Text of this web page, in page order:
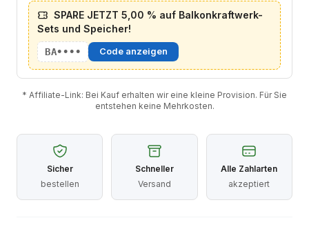
SPARE JETZT 5,00 % auf Balkonkraftwerk-
Sets und Speicher!
BA•••• Code anzeigen
* Affiliate-Link: Bei Kauf erhalten wir eine kleine Provision. Für Sie
entstehen keine Mehrkosten.
Sicher
bestellen
Schneller
Versand
Alle Zahlarten
akzeptiert